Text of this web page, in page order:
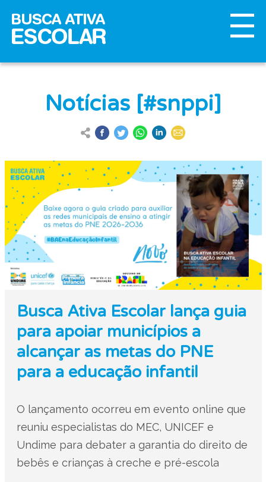
Notícias [#snppi]
Busca Ativa Escolar lança guia
para apoiar municípios a
alcançar as metas do PNE
para a educação infantil
O lançamento ocorreu em evento online que
reuniu especialistas do MEC, UNICEF e
Undime para debater a garantia do direito de
bebês e crianças à creche e pré-escola